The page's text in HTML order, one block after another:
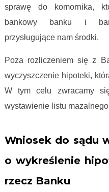
sprawę do komornika,
bankowy banku i
przysługujące nam środki.
Poza rozliczeniem się z
wyczyszczenie hipoteki,
W tym celu zwracamy
wystawienie listu
Wniosek do sądu
o wykreślenie
rzecz Banku